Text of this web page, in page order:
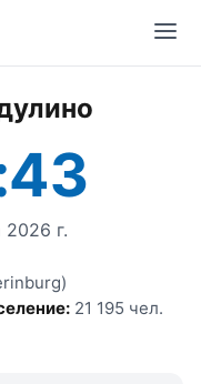
2026 г.
21 195 чел.